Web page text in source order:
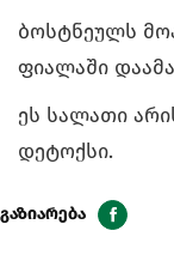
ბოსტნეულს
ფიალაში
ეს სალათი
დეტოქსი.
გაზიარება